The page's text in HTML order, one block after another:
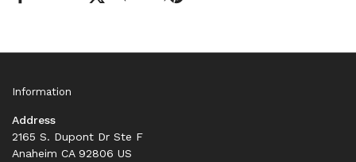
Information
Address
2165 S. Dupont Dr Ste F
Anaheim CA 92806 US